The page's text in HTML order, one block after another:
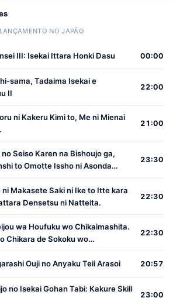
NO JAPÃO
III: Isekai Ittara Honki Dasu 00:00
sama, Tadaima Isekai e
II
22:00
ni Kakeru Kimi to, Me ni Mienai
21:00
Seiso Karen na Bishoujo ga,
to Omotte Issho ni Asonda
23:30
ni Makasete Saki ni Ike to Itte kara
Densetsu ni Natteita.
22:30
wa Houfuku wo Chikaimashita.
Chikara de Sokoku wo
22:30
Ouji no Anyaku Teii Arasoi 20:57
no Isekai Gohan Tabi: Kakure Skill
23:00